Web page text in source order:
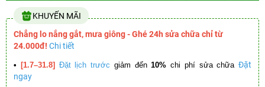
KHUYẾN MÃI
Chẳng lo nắng gắt, mưa giông - Ghé 24h sửa chữa chỉ từ
24.000đ! Chi tiết
• [1.7–31.8] Đặt lịch trước giảm đến10% chi phí sửa chữa Đặt
ngay